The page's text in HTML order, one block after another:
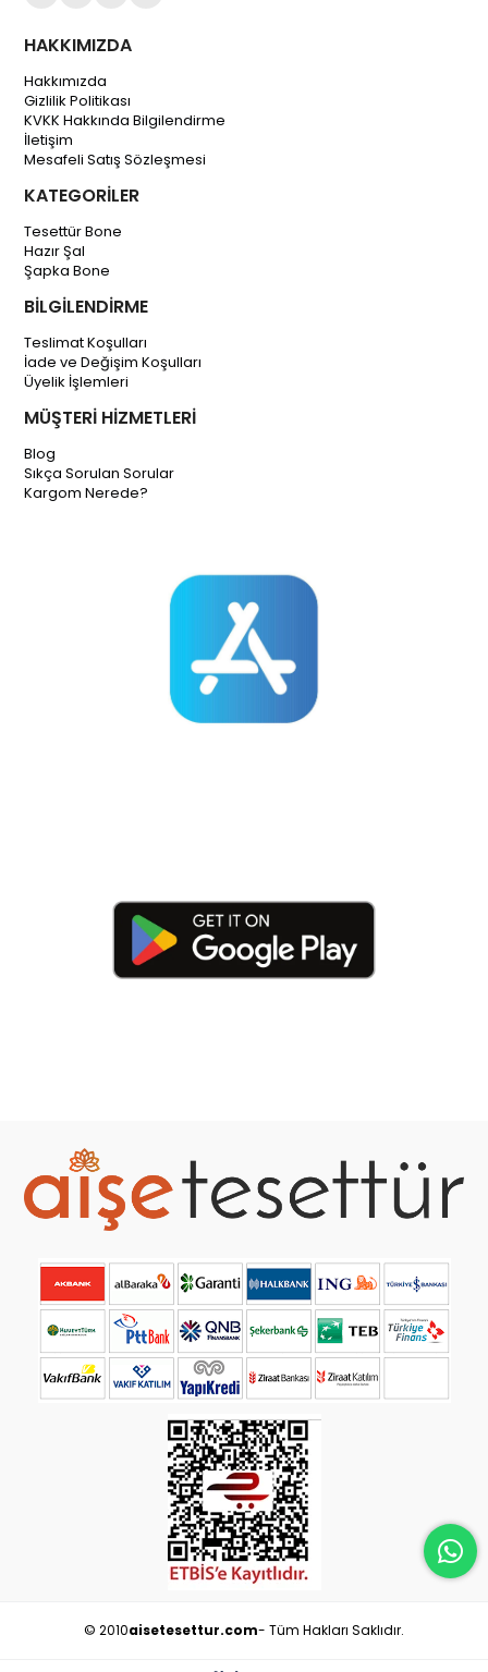
HAKKIMIZDA
Hakkımızda
Gizlilik Politikası
KVKK Hakkında Bilgilendirme
İletişim
Mesafeli Satış Sözleşmesi
KATEGORİLER
Tesettür Bone
Hazır Şal
Şapka Bone
BİLGİLENDİRME
Teslimat Koşulları
İade ve Değişim Koşulları
Üyelik İşlemleri
MÜŞTERİ HİZMETLERİ
Blog
Sıkça Sorulan Sorular
Kargom Nerede?
© 2010aisetesettur.com- Tüm Hakları Saklıdır.